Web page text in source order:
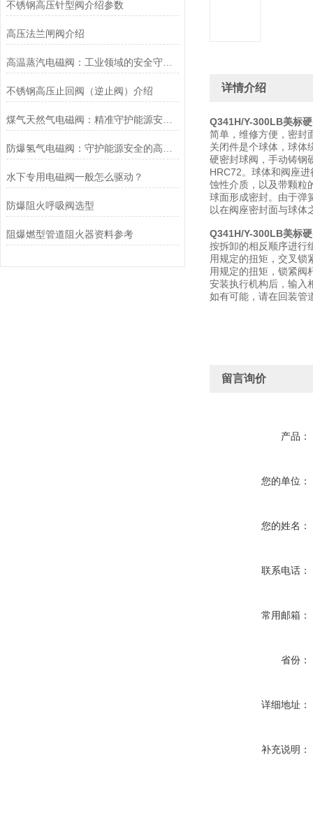
不锈钢高压针型阀介绍参数
高压法兰闸阀介绍
不锈钢高压止回阀（逆止阀）介绍
煤气天然气电磁阀：精准守护能源安全的“调控卫士”
水下专用电磁阀一般怎么驱动？
防爆阻火呼吸阀选型
阻爆燃型管道阻火器资料参考
详情介绍
Q341H/Y-300LB美标
简单，维修方便，密封
关闭件是个球体，球体
硬密封球阀，手动铸钢
HRC72。球体和阀座
蚀性介质，以及带颗粒
球面形成密封。由于弹
以在阀座密封面与球体
Q341H/Y-300LB美标
按拆卸的相反顺序进行
用规定的扭矩，交叉锁
用规定的扭矩，锁紧阀
安装执行机构后，输入
如有可能，请在回装管
留言询价
产品：
您的单位：
您的姓名：
联系电话：
常用邮箱：
省份：
详细地址：
补充说明：